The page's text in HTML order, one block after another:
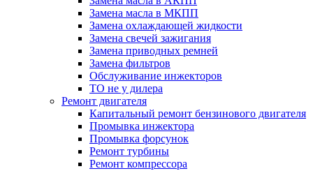
Замена масла в МКПП
Замена охлаждающей жидкости
Замена свечей зажигания
Замена приводных ремней
Замена фильтров
Обслуживание инжекторов
ТО не у дилера
Ремонт двигателя
Капитальный ремонт бензинового двигателя
Промывка инжектора
Промывка форсунок
Ремонт турбины
Ремонт компрессора